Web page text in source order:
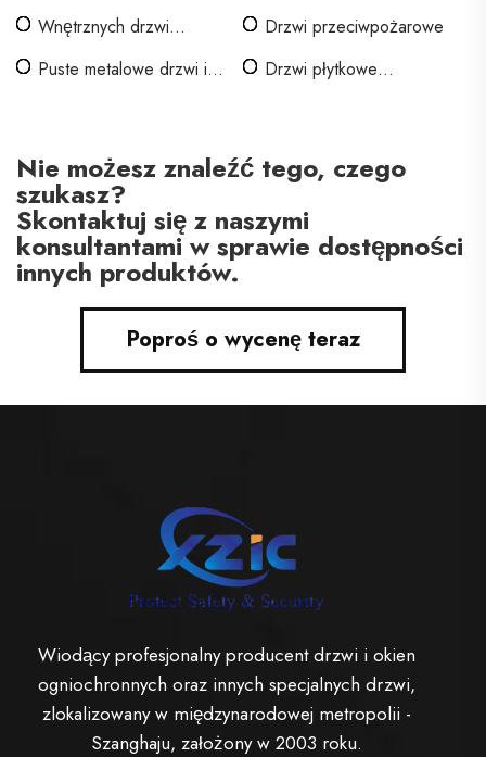
Wnętrznych drzwi
Drzwi przeciwpożarowe
Puste metalowe drzwi i
Drzwi płytkowe
Nie możesz znaleźć tego, czego
szukasz?
Skontaktuj się z naszymi
konsultantami w sprawie dostępności
innych produktów.
Poproś o wycenę teraz
Wiodący profesjonalny producent drzwi i okien
ogniochronnych oraz innych specjalnych drzwi,
zlokalizowany w międzynarodowej metropolii -
Szanghaju, założony w 2003 roku.